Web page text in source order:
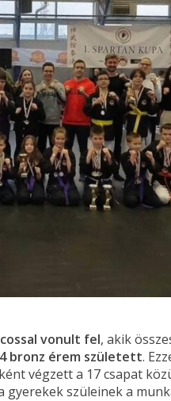
vonult fel, akik
bronz érem született.
végzett a 17 csapat
gyerekek szüleinek a